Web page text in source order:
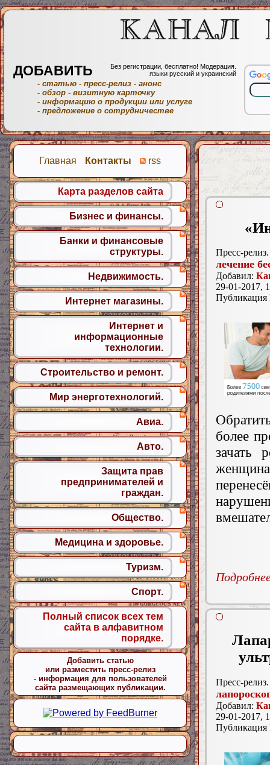
Пресс-релиз.
лечение
Добавил:
29-01-2017,
более
зачать
Пресс-релиз.
Добавил:
29-01-2017,
Главная Контакты rss
Карта разделов сайта
Бизнес и финансы.
Банки и финансовые
структуры.
Недвижимость.
Интернет магазины.
Интернет и
информационные
технологии.
Строительство и ремонт.
Мир энерготехнологий.
Авиа.
Авто.
Защита прав
предпринимателей и
граждан.
Общество.
Медицина и здоровье.
Туризм.
Спорт.
Полный список всех тем
сайта в алфавитном
порядке.
Добавить статью
или разместить пресс-релиз
- информация для пользователей
сайта размещающих публикации.
ДОБАВИТЬ
Без регистрации, бесплатно! Модерация.
языки русский и украинский
- статью - пресс-релиз - анонс
- обзор - визитную карточку
- информацию о продукции или услуге
- предложение о сотрудничестве